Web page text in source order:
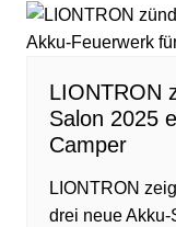
LIONTRON
Salon 2025
Camper
LIONTRON
drei neue Akku-